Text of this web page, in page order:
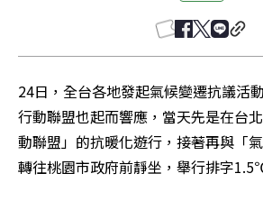
24日，全台各地發起氣候變遷抗議活
行動聯盟也起而響應，當天先是在台
動聯盟」的抗暖化遊行，接著再與「
轉往桃園市政府前靜坐，舉行排字